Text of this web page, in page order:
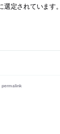
選定されています
permalink